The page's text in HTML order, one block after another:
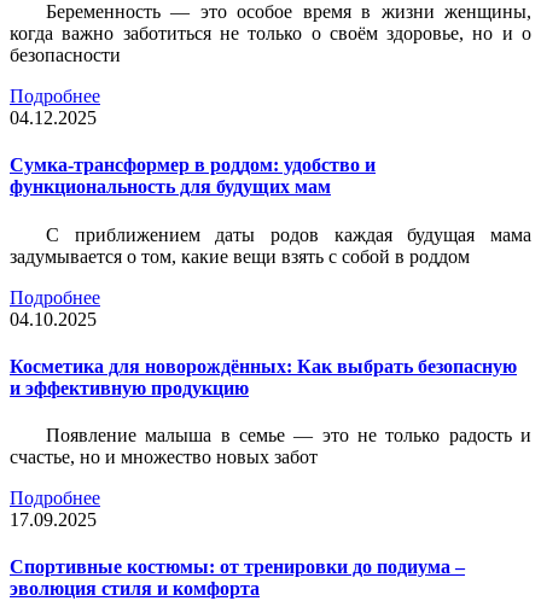
Беременность — это особое время в жизни женщины,
когда важно заботиться не только о своём здоровье, но и о
безопасности
Подробнее
04.12.2025
Сумка-трансформер в роддом: удобство и
функциональность для будущих мам
С приближением даты родов каждая будущая мама
задумывается о том, какие вещи взять с собой в роддом
Подробнее
04.10.2025
Косметика для новорождённых: Как выбрать безопасную
и эффективную продукцию
Появление малыша в семье — это не только радость и
счастье, но и множество новых забот
Подробнее
17.09.2025
Спортивные костюмы: от тренировки до подиума –
эволюция стиля и комфорта